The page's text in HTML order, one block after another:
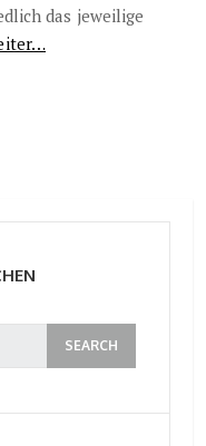
das jeweilige